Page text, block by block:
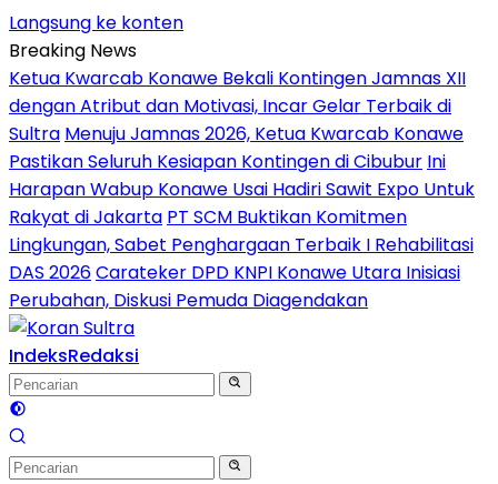
Langsung ke konten
Breaking News
Ketua Kwarcab Konawe Bekali Kontingen Jamnas XII
dengan Atribut dan Motivasi, Incar Gelar Terbaik di
Sultra Menuju Jamnas 2026, Ketua Kwarcab Konawe
Pastikan Seluruh Kesiapan Kontingen di Cibubur Ini
Harapan Wabup Konawe Usai Hadiri Sawit Expo Untuk
Rakyat di Jakarta PT SCM Buktikan Komitmen
Lingkungan, Sabet Penghargaan Terbaik I Rehabilitasi
DAS 2026Carateker DPD KNPI Konawe Utara Inisiasi
Perubahan, Diskusi Pemuda Diagendakan
IndeksRedaksi